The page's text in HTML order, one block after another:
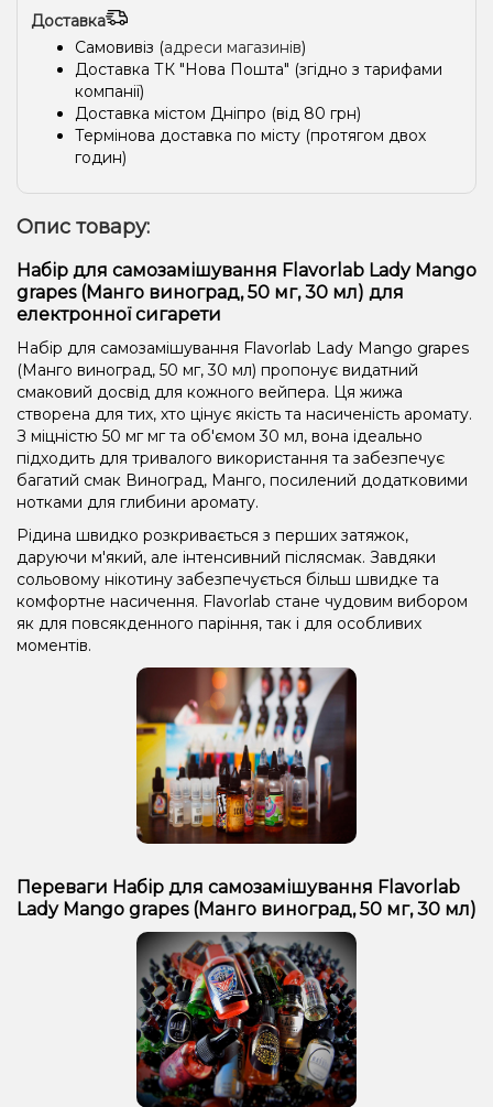
Доставка
Самовивіз (адреси магазинів)
Доставка ТК "Нова Пошта" (згідно з тарифами
компанії)
Доставка містом Дніпро (від 80 грн)
Термінова доставка по місту (протягом двох
годин)
Опис товару:
Набір для самозамішування Flavorlab Lady Mango
grapes (Манго виноград, 50 мг, 30 мл) для
електронної сигарети
Набір для самозамішування Flavorlab Lady Mango grapes
(Манго виноград, 50 мг, 30 мл) пропонує видатний
смаковий досвід для кожного вейпера. Ця жижа
створена для тих, хто цінує якість та насиченість аромату.
З міцністю 50 мг мг та об'ємом 30 мл, вона ідеально
підходить для тривалого використання та забезпечує
багатий смак Виноград, Манго, посилений додатковими
нотками для глибини аромату.
Рідина швидко розкривається з перших затяжок,
даруючи м'який, але інтенсивний післясмак. Завдяки
сольовому нікотину забезпечується більш швидке та
комфортне насичення. Flavorlab стане чудовим вибором
як для повсякденного паріння, так і для особливих
моментів.
Переваги Набір для самозамішування Flavorlab
Lady Mango grapes (Манго виноград, 50 мг, 30 мл)